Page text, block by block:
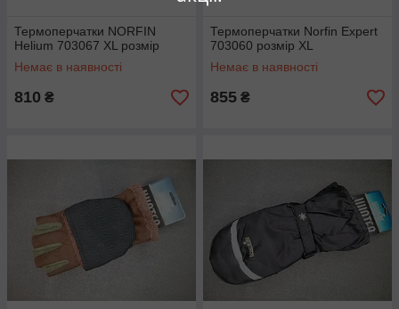
Термоперчатки NORFIN
Helium 703067 ХL розмір
Немає в наявності
810 ₴
Термоперчатки Norfin Expert
703060 розмір XL
Немає в наявності
855 ₴